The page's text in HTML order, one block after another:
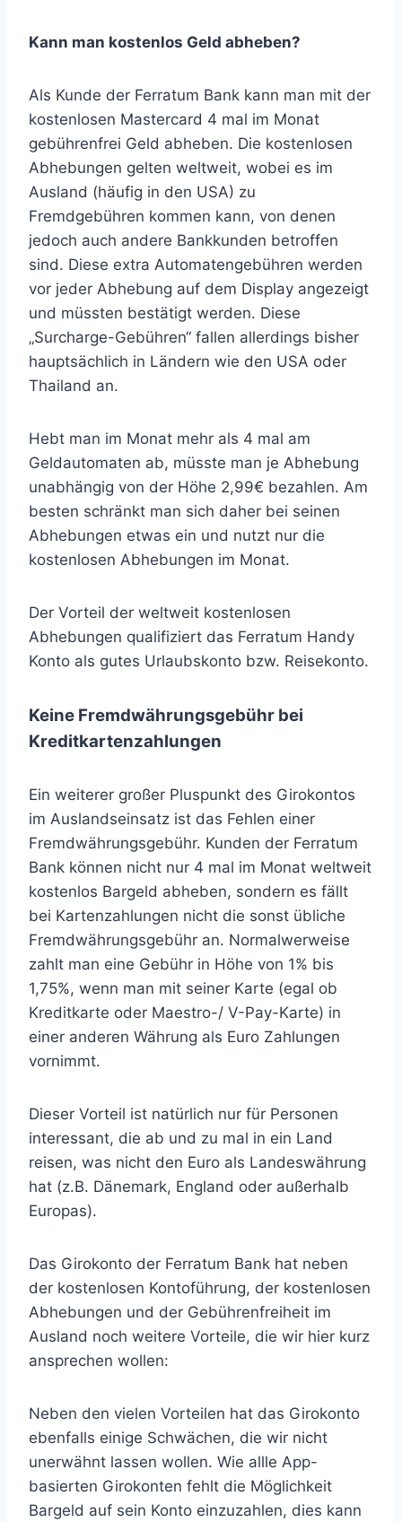
Kann man kostenlos Geld abheben?
Als Kunde der Ferratum Bank kann man mit der
kostenlosen Mastercard 4 mal im Monat
gebührenfrei Geld abheben. Die kostenlosen
Abhebungen gelten weltweit, wobei es im
Ausland (häufig in den USA) zu
Fremdgebühren kommen kann, von denen
jedoch auch andere Bankkunden betroffen
sind. Diese extra Automatengebühren werden
vor jeder Abhebung auf dem Display angezeigt
und müssten bestätigt werden. Diese
„Surcharge-Gebühren“ fallen allerdings bisher
hauptsächlich in Ländern wie den USA oder
Thailand an.
Hebt man im Monat mehr als 4 mal am
Geldautomaten ab, müsste man je Abhebung
unabhängig von der Höhe 2,99€ bezahlen. Am
besten schränkt man sich daher bei seinen
Abhebungen etwas ein und nutzt nur die
kostenlosen Abhebungen im Monat.
Der Vorteil der weltweit kostenlosen
Abhebungen qualifiziert das Ferratum Handy
Konto als gutes Urlaubskonto bzw. Reisekonto.
Keine Fremdwährungsgebühr bei
Kreditkartenzahlungen
Ein weiterer großer Pluspunkt des Girokontos
im Auslandseinsatz ist das Fehlen einer
Fremdwährungsgebühr. Kunden der Ferratum
Bank können nicht nur 4 mal im Monat weltweit
kostenlos Bargeld abheben, sondern es fällt
bei Kartenzahlungen nicht die sonst übliche
Fremdwährungsgebühr an. Normalwerweise
zahlt man eine Gebühr in Höhe von 1% bis
1,75%, wenn man mit seiner Karte (egal ob
Kreditkarte oder Maestro-/ V-Pay-Karte) in
einer anderen Währung als Euro Zahlungen
vornimmt.
Dieser Vorteil ist natürlich nur für Personen
interessant, die ab und zu mal in ein Land
reisen, was nicht den Euro als Landeswährung
hat (z.B. Dänemark, England oder außerhalb
Europas).
Das Girokonto der Ferratum Bank hat neben
der kostenlosen Kontoführung, der kostenlosen
Abhebungen und der Gebührenfreiheit im
Ausland noch weitere Vorteile, die wir hier kurz
ansprechen wollen:
Neben den vielen Vorteilen hat das Girokonto
ebenfalls einige Schwächen, die wir nicht
unerwähnt lassen wollen. Wie allle App-
basierten Girokonten fehlt die Möglichkeit
Bargeld auf sein Konto einzuzahlen, dies kann